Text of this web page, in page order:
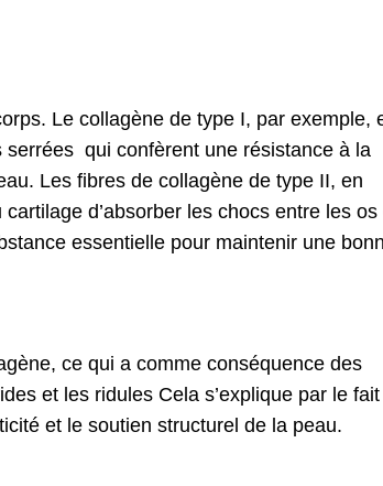
Le collagène de type I, par exemple,
qui confèrent une résistance à la
Les fibres de collagène de type II, en
d’absorber les chocs entre les os
essentielle pour maintenir une
ce qui a comme conséquence des
et les ridules Cela s’explique par le fait
et le soutien structurel de la peau.